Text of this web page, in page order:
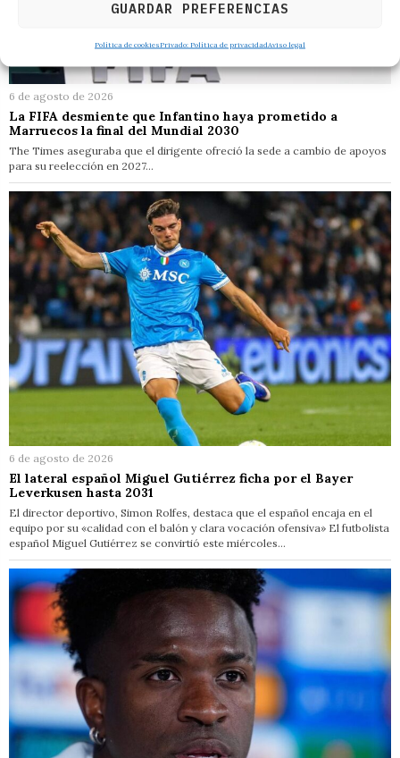
GUARDAR PREFERENCIAS
Política de cookiesPrivado: Política de privacidadAviso legal
6 de agosto de 2026
La FIFA desmiente que Infantino haya prometido a
Marruecos la final del Mundial 2030
The Times aseguraba que el dirigente ofreció la sede a cambio de apoyos
para su reelección en 2027…
6 de agosto de 2026
El lateral español Miguel Gutiérrez ficha por el Bayer
Leverkusen hasta 2031
El director deportivo, Simon Rolfes, destaca que el español encaja en el
equipo por su «calidad con el balón y clara vocación ofensiva» El futbolista
español Miguel Gutiérrez se convirtió este miércoles…